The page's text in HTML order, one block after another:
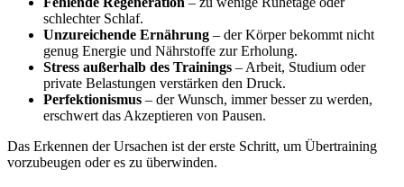
schlechter Schlaf.
Unzureichende Ernährung – der Körper bekommt nicht
genug Energie und Nährstoffe zur Erholung.
Stress außerhalb des Trainings – Arbeit, Studium oder
private Belastungen verstärken den Druck.
Perfektionismus – der Wunsch, immer besser zu werden,
erschwert das Akzeptieren von Pausen.
Das Erkennen der Ursachen ist der erste Schritt, um Übertraining
vorzubeugen oder es zu überwinden.